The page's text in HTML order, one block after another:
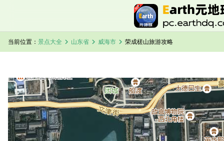
当前位置： 景点大全 chevron_right 山东省 chevron_right 威海市 chevron_right 荣成槎山旅游攻略
荣成槎山卫星地图加载中，请稍候...